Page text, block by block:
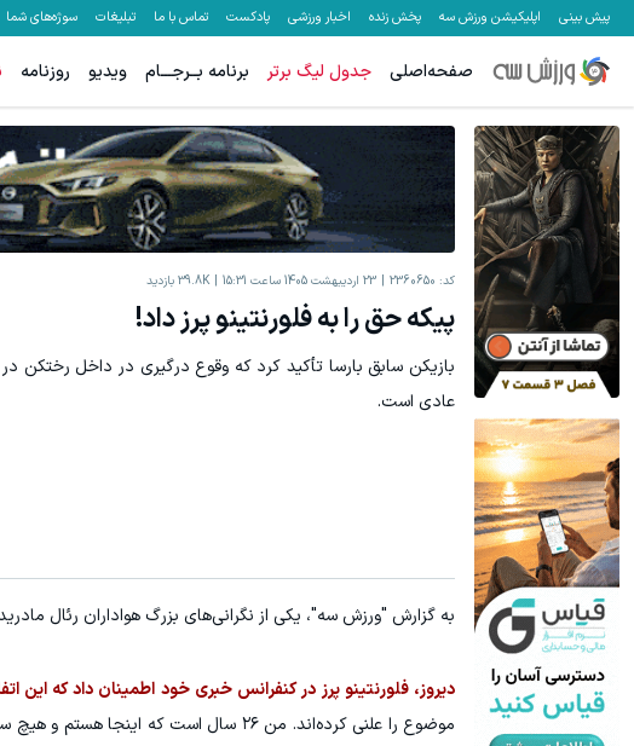
پیش بینی اپلیکیشن ورزش سه پخش زنده اخبار ورزشی پادکست تماس با ما تبلیغات سوژه‌های شما
صفحه‌اصلی جدول لیگ برتر برنامه بــرجـــام ویدیو روزنامه
کد: 2360650 23 اردیبهشت 1405 ساعت 15:31 39.8K بازدید
پیکه حق را به فلورنتینو پرز داد!
بازیکن سابق بارسا تأکید کرد که وقوع درگیری در داخل رختکن
عادی است.
به گزارش "ورزش سه"، یکی از نگرانی‌های بزرگ هواداران رئال
دیروز، فلورنتینو پرز در کنفرانس خبری خود اطمینان داد که این
موضوع را علنی کرده‌اند. من ۲۶ سال است که